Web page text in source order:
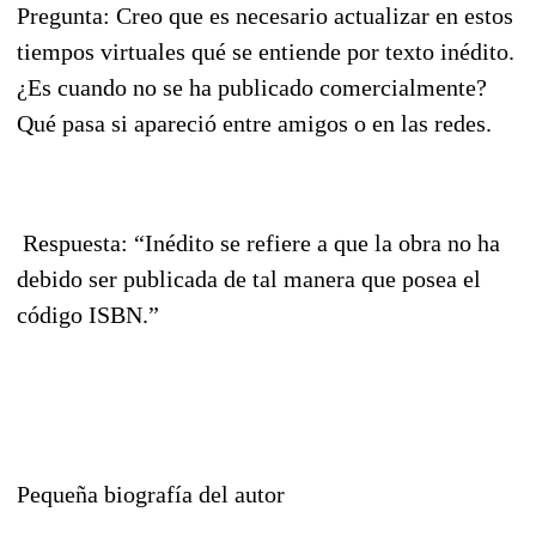
Pregunta: Creo que es necesario actualizar en estos
tiempos virtuales qué se entiende por texto inédito.
¿Es cuando no se ha publicado comercialmente?
Qué pasa si apareció entre amigos o en las redes.
Respuesta: “Inédito se refiere a que la obra no ha
debido ser publicada de tal manera que posea el
código ISBN.”
Pequeña biografía del autor